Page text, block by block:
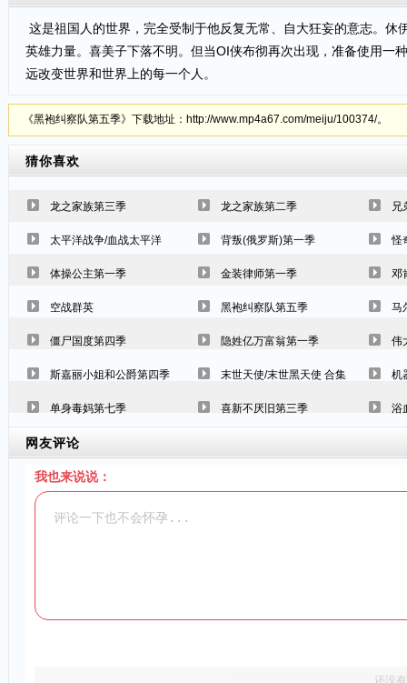
这是祖国人的世界，完全受制于他反复无常、自大狂妄的意志。休
英雄力量。喜美子下落不明。但当OI侠布彻再次出现，准备使用一
远改变世界和世界上的每一个人。
《黑袍纠察队第五季》下载地址：http://www.mp4a67.com/meiju/100374/。
猜你喜欢
龙之家族第三季 龙之家族第二季 兄
太平洋战争/血战太平洋 背叛(俄罗斯)第一季 怪
体操公主第一季 金装律师第一季 邓
空战群英 黑袍纠察队第五季 马
僵尸国度第四季 隐姓亿万富翁第一季 伟
斯嘉丽小姐和公爵第四季 末世天使/末世黑天使 合集 机
单身毒妈第七季 喜新不厌旧第三季 浴
网友评论
我也来说说：
还没